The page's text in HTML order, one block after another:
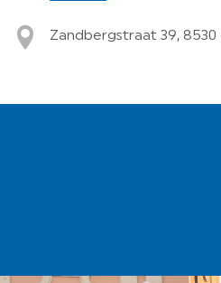
Zandbergstraat 39,